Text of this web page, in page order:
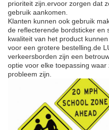
prioriteit zijn.ervoor zorgen dat
gebruik aankomen.
Klanten kunnen ook gebruik
de reflecterende bordsticker en
kwaliteit van het product
voor een grotere bestelling.de
verkeersborden zijn een
optie voor elke toepassing
probleem zijn.